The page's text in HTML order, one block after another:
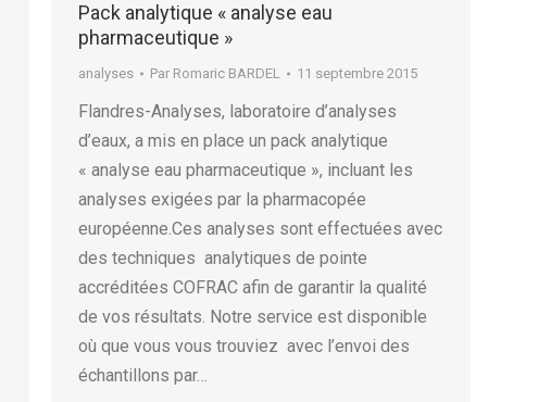
Pack analytique « analyse eau
pharmaceutique »
analyses Par Romaric BARDEL 11 septembre 2015
Flandres-Analyses, laboratoire d’analyses
d’eaux, a mis en place un pack analytique
« analyse eau pharmaceutique », incluant les
analyses exigées par la pharmacopée
européenne.Ces analyses sont effectuées avec
des techniques analytiques de pointe
accréditées COFRAC afin de garantir la qualité
de vos résultats. Notre service est disponible
où que vous vous trouviez avec l’envoi des
échantillons par…